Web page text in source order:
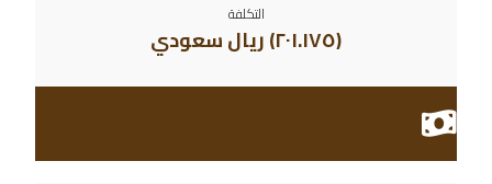
التكلفة
(٢٠١.١٧٥) ريال سعودي